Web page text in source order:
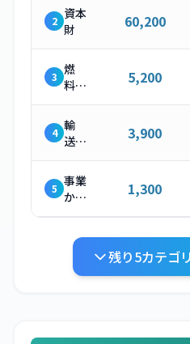
品・
サー
ビス
2 資本
財
60,200
3 燃
料・
エネ
ルギ
ー関
連活
動
5,200
4 輸
送・
配送
（上
流）
3,900
5 事業
から
発生
廃棄
1,300
残り5カテゴ